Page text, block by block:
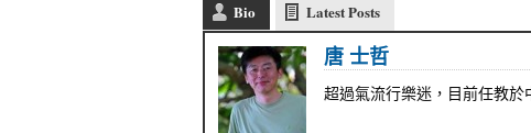
Bio Latest Posts
唐 士哲
超過氣流行樂迷，目前任教於